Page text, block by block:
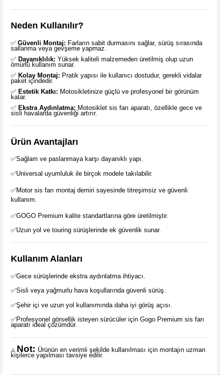
Neden Kullanılır?
✅ Güvenli Montaj: Farların sabit durmasını sağlar, sürüş sırasında
sallanma veya gevşeme yapmaz.
✅ Dayanıklılık: Yüksek kaliteli malzemeden üretilmiş olup uzun
ömürlü kullanım sunar.
✅ Kolay Montaj: Pratik yapısı ile kullanıcı dostudur, gerekli vidalar
paket içindedir.
✅ Estetik Katkı: Motosikletinize güçlü ve profesyonel bir görünüm
katar.
✅ Ekstra Aydınlatma: Motosiklet sis farı aparatı, özellikle gece ve
sisli havalarda güvenliği artırır.
Ürün Avantajları
✅Sağlam ve paslanmaya karşı dayanıklı yapı.
✅Universal uyumluluk ile birçok modele takılabilir.
✅Motor sis farı montaj demiri sayesinde titreşimsiz ve güvenli
kullanım.
✅GOGO Premium kalite standartlarına göre üretilmiştir.
✅Uzun yol ve touring sürüşlerinde ek güvenlik sunar.
Kullanım Alanları
✅Gece sürüşlerinde ekstra aydınlatma ihtiyacı.
✅Sisli veya yağmurlu hava koşullarında güvenli sürüş.
✅Şehir içi ve uzun yol kullanımında daha iyi görüş açısı.
✅Profesyonel görsellik isteyen sürücüler için Gogo Premium sis farı
aparatı ideal çözümdür.
⚠️ Not: Ürünün en verimli şekilde kullanılması için montajın uzman
kişilerce yapılması tavsiye edilir.